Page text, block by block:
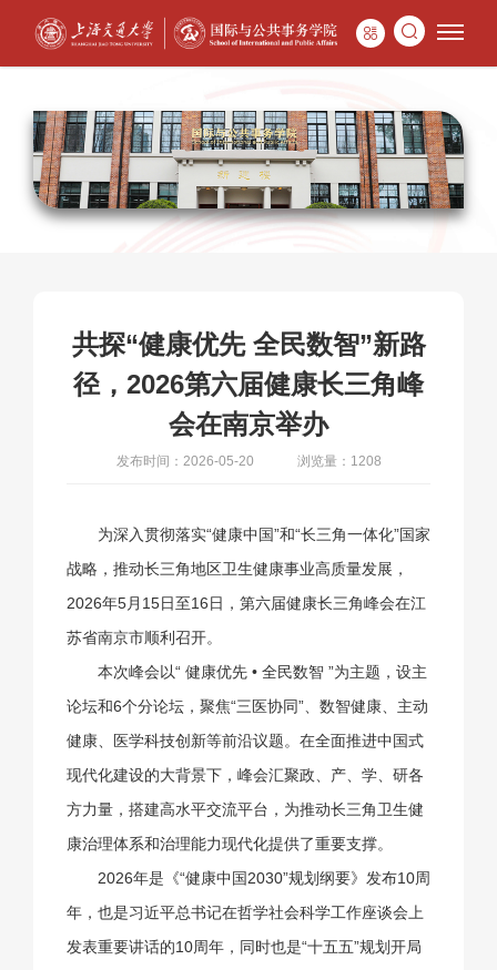
共探“健康优先 全民数智”新路
径，2026第六届健康长三角峰
会在南京举办
发布时间：2026-05-20 浏览量：1208
为深入贯彻落实“健康中国”和“长三角一体化”国家
战略，推动长三角地区卫生健康事业高质量发展，
2026年5月15日至16日，第六届健康长三角峰会在江
苏省南京市顺利召开。
本次峰会以“ 健康优先 • 全民数智 ”为主题，设主
论坛和6个分论坛，聚焦“三医协同”、数智健康、主动
健康、医学科技创新等前沿议题。在全面推进中国式
现代化建设的大背景下，峰会汇聚政、产、学、研各
方力量，搭建高水平交流平台，为推动长三角卫生健
康治理体系和治理能力现代化提供了重要支撑。
2026年是《“健康中国2030”规划纲要》发布10周
年，也是习近平总书记在哲学社会科学工作座谈会上
发表重要讲话的10周年，同时也是“十五五”规划开局